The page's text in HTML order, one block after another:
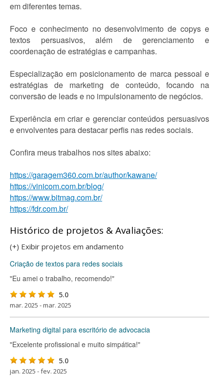
em diferentes temas.
Foco e conhecimento no desenvolvimento de copys e
textos persuasivos, além de gerenciamento e
coordenação de estratégias e campanhas.
Especialização em posicionamento de marca pessoal e
estratégias de marketing de conteúdo, focando na
conversão de leads e no impulsionamento de negócios.
Experiência em criar e gerenciar conteúdos persuasivos
e envolventes para destacar perfis nas redes sociais.
Confira meus trabalhos nos sites abaixo:
https://garagem360.com.br/author/kawane/
https://vinicom.com.br/blog/
https://www.bitmag.com.br/
https://fdr.com.br/
Histórico de projetos & Avaliações:
(+) Exibir projetos em andamento
Criação de textos para redes sociais
"Eu amei o trabalho, recomendo!"
5.0
mar. 2025 - mar. 2025
Marketing digital para escritório de advocacia
"Excelente profissional e muito simpática!"
5.0
jan. 2025 - fev. 2025